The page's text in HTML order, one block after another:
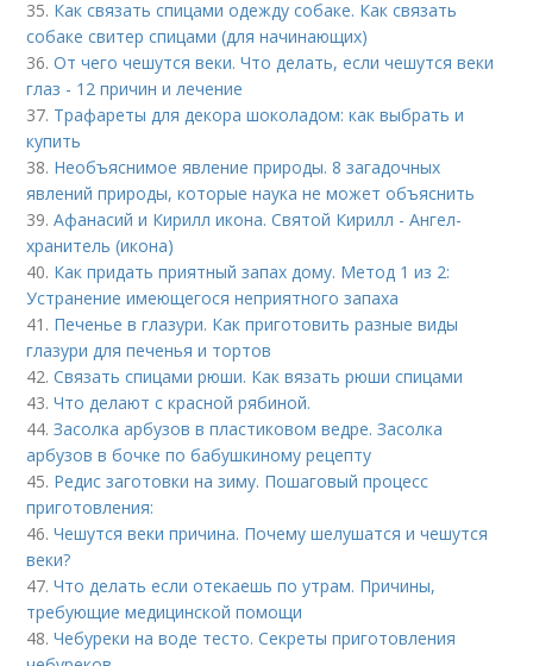
35. Как связать спицами одежду собаке. Как связать
собаке свитер спицами (для начинающих)
36.От чего чешутся веки. Что делать, если чешутся веки
глаз - 12 причин и лечение
37. Трафареты для декора шоколадом: как выбрать и
купить
38. Необъяснимое явление природы. 8 загадочных
явлений природы, которые наука не может объяснить
39.Афанасий и Кирилл икона. Святой Кирилл - Ангел-
хранитель (икона)
40. Как придать приятный запах дому. Метод 1 из 2:
Устранение имеющегося неприятного запаха
41. Печенье в глазури. Как приготовить разные виды
глазури для печенья и тортов
42.Связать спицами рюши. Как вязать рюши спицами
43.Что делают с красной рябиной.
44.Засолка арбузов в пластиковом ведре. Засолка
арбузов в бочке по бабушкиному рецепту
45. Редис заготовки на зиму. Пошаговый процесс
приготовления:
46.Чешутся веки причина. Почему шелушатся и чешутся
веки?
47.Что делать если отекаешь по утрам. Причины,
требующие медицинской помощи
48.Чебуреки на воде тесто. Секреты приготовления